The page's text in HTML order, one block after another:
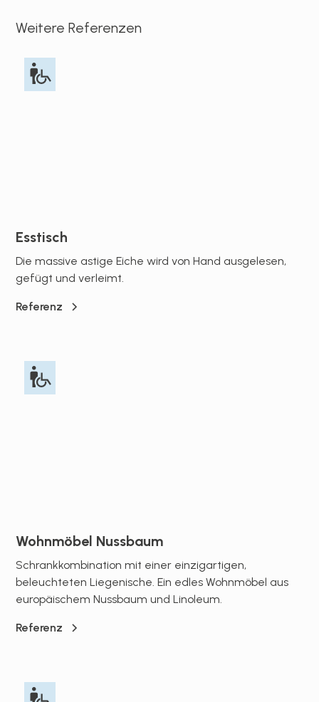
Weitere Referenzen
Esstisch
Die massive astige Eiche wird von Hand ausgelesen,
gefügt und verleimt.
Referenz
Wohnmöbel Nussbaum
Schrankkombination mit einer einzigartigen,
beleuchteten Liegenische. Ein edles Wohnmöbel aus
europäischem Nussbaum und Linoleum.
Referenz